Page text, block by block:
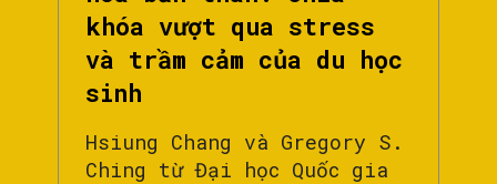
khóa vượt qua stress
và trầm cảm của du học
sinh
Hsiung Chang và Gregory S.
Ching từ Đại học Quốc gia